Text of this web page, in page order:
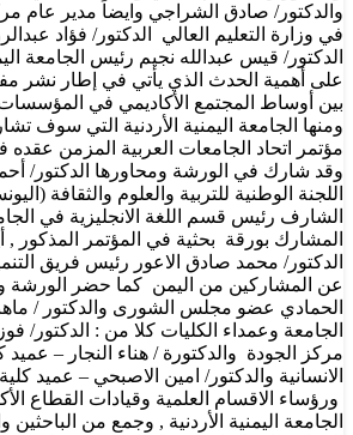
والدكتور/ صادق الشراجي وايضاً مدير عام
في وزارة التعليم العالي الدكتور/ فؤاد
الدكتور/ قيس عبدالله نجيم رئيس الجامعة
على أهمية الحدث الذي يأتي في إطار نشر
بين أوساط المجتمع الأكاديمي في المؤسسات
ومنها الجامعة اليمنية الأردنية التي سوف
مؤتمر اتحاد الجامعات العربية المزمن
وقد شارك في الورشة ومحاورها الدكتور/
اللجنة الوطنية للتربية والعلوم والثقافة
الشارف رئيس قسم اللغة الانجليزية في
المشارك بورقة بحثية في المؤتمر المذكور
الدكتور/ محمد صادق الاعور رئيس فريق
عن المشاركين من اليمن كما حضر الورشة
الحمادي عضو مجلس الشورى والدكتور /
الجامعة وعمداء الكليات كلا من : الدكتور/
مركز الجودة والدكتورة / هناء النجار – عميد
الانسانية والدكتور/ امين الاصبحي – عميد
ورؤساء الاقسام العلمية وقيادات القطاع
الجامعة اليمنية الأردنية , وجمع من